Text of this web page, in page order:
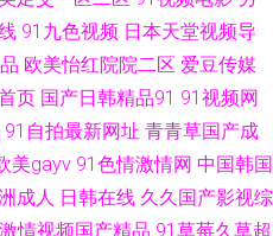
入黑丝在线播放 波多野结依 日韩无码
网站 91资源总站大香蕉 人人爱人人
幕日韩精品人妻 国产AV第一导航 午
线看片 国产精品经典久久 香蕉色色在
91九色视频 日本天堂视频导
欧美怡红院院二区 爱豆传媒
页 国产日韩精品91 91视频网
91自拍最新网址 青青草国产成
美gayv 91色情激情网 中国韩国
成人 日韩在线 久久国产影视综
激情视频国产精品 91草莓久草超